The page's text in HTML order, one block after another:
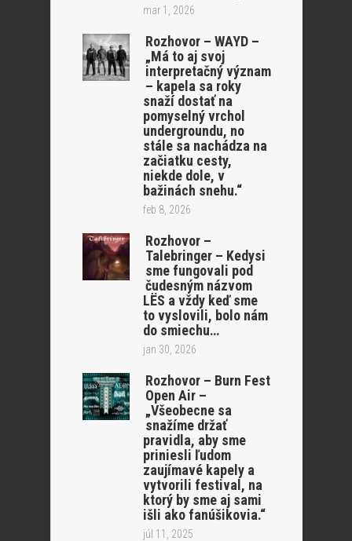
mar 1, 2026
Rozhovor – WAYD –
„Má to aj svoj
interpretačný význam
– kapela sa roky
snaží dostať na
pomyselný vrchol
undergroundu, no
stále sa nachádza na
začiatku cesty,
niekde dole, v
bažinách snehu.“
feb 8, 2026
Rozhovor –
Talebringer – Kedysi
sme fungovali pod
čudesným názvom
LËS a vždy keď sme
to vyslovili, bolo nám
do smiechu…
jan 30, 2026
Rozhovor – Burn Fest
Open Air –
„Všeobecne sa
snažíme držať
pravidla, aby sme
priniesli ľudom
zaujímavé kapely a
vytvorili festival, na
ktorý by sme aj sami
išli ako fanúšikovia.“
júl 11, 2025